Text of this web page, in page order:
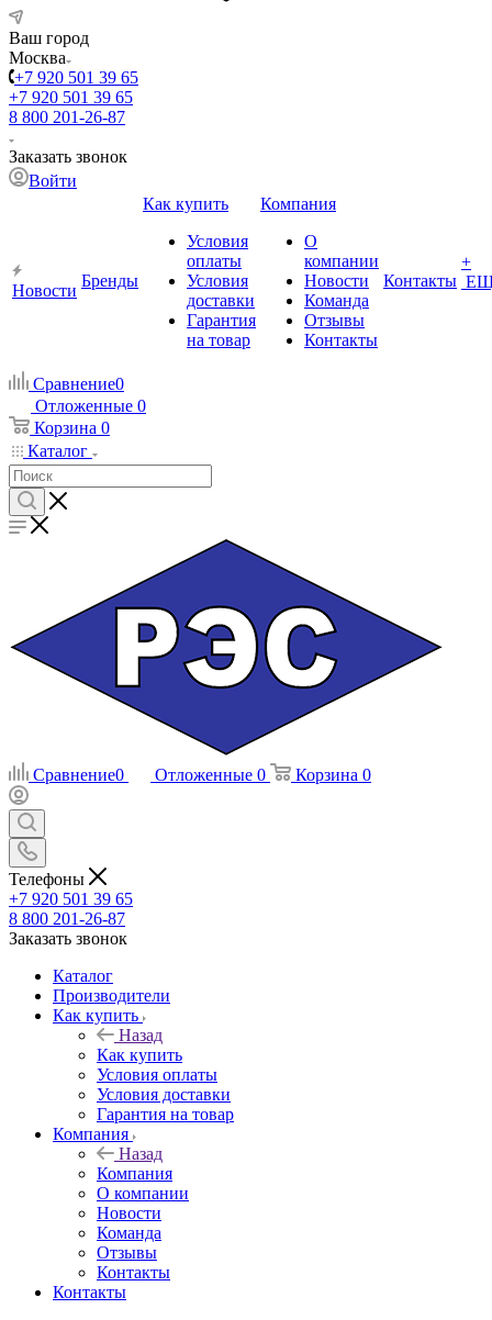
Ваш город
Москва
+7 920 501 39 65
+7 920 501 39 65
8 800 201-26-87
Заказать звонок
Войти
Новости
Бренды
Как купить
Условия
оплаты
Условия
доставки
Гарантия
на товар
Компания
О
компании
Новости
Команда
Отзывы
Контакты
Контакты
+
Сравнение0
Отложенные 0
Корзина 0
Каталог
Сравнение0 Отложенные 0 Корзина 0
Телефоны
+7 920 501 39 65
8 800 201-26-87
Заказать звонок
Каталог
Производители
Как купить
Назад
Как купить
Условия оплаты
Условия доставки
Гарантия на товар
Компания
Назад
Компания
О компании
Новости
Команда
Отзывы
Контакты
Контакты